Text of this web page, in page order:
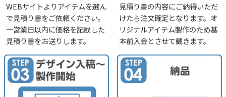
WEBサイトよりアイテムを選ん
で見積り書をご依頼ください。
一営業日以内に価格を記載した
見積り書をお送りします。
見積り書の内容にご納得いただ
けたら注文確定となります。オ
リジナルアイテム製作のため基
本前入金とさせて戴きます。